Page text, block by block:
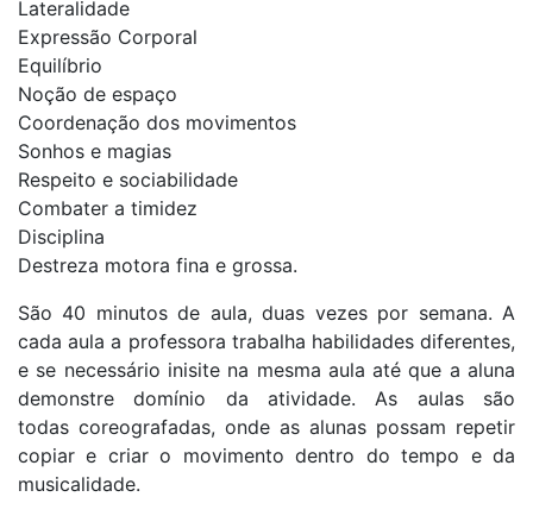
Lateralidade
Expressão Corporal
Equilíbrio
Noção de espaço
Coordenação dos movimentos
Sonhos e magias
Respeito e sociabilidade
Combater a timidez
Disciplina
Destreza motora fina e grossa.
São 40 minutos de aula, duas vezes por semana. A
cada aula a professora trabalha habilidades diferentes,
e se necessário inisite na mesma aula até que a aluna
demonstre domínio da atividade. As aulas são
todas coreografadas, onde as alunas possam repetir
copiar e criar o movimento dentro do tempo e da
musicalidade.